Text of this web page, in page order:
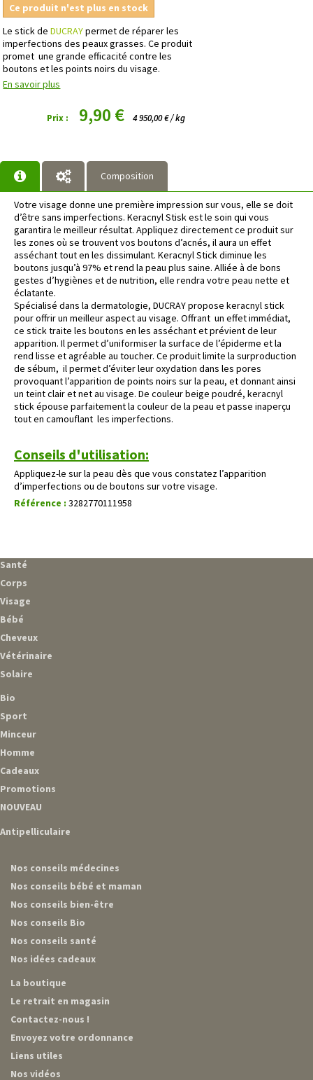
Ce produit n'est plus en stock
Le stick deDUCRAYpermet de réparer les
imperfections des peaux grasses. Ce produit
promet une grande efficacité contre les
boutons et les points noirs du visage.
En savoir plus
Prix : 9,90 € 4 950,00 € / kg
Composition
Votre visage donne une première impression sur vous, elle se doit
d’être sans imperfections. Keracnyl Stisk est le soin qui vous
garantira le meilleur résultat. Appliquez directement ce produit sur
les zones où se trouvent vos boutons d’acnés, il aura un effet
asséchant tout en les dissimulant. Keracnyl Stick diminue les
boutons jusqu’à 97% et rend la peau plus saine. Alliée à de bons
gestes d’hygiènes et de nutrition, elle rendra votre peau nette et
éclatante.
Spécialisé dans la dermatologie, DUCRAY propose keracnyl stick
pour offrir un meilleur aspect au visage. Offrant un effet immédiat,
ce stick traite les boutons en les asséchant et prévient de leur
apparition. Il permet d’uniformiser la surface de l’épiderme et la
rend lisse et agréable au toucher. Ce produit limite la surproduction
de sébum, il permet d’éviter leur oxydation dans les pores
provoquant l’apparition de points noirs sur la peau, et donnant ainsi
un teint clair et net au visage. De couleur beige poudré, keracnyl
stick épouse parfaitement la couleur de la peau et passe inaperçu
tout en camouflant les imperfections.
Conseils d'utilisation:
Appliquez-le sur la peau dès que vous constatez l’apparition
d’imperfections ou de boutons sur votre visage.
Référence : 3282770111958
Santé
Corps
Visage
Bébé
Cheveux
Vétérinaire
Solaire
Bio
Sport
Minceur
Homme
Cadeaux
Promotions
NOUVEAU
Antipelliculaire
Nos conseils médecines
Nos conseils bébé et maman
Nos conseils bien-être
Nos conseils Bio
Nos conseils santé
Nos idées cadeaux
La boutique
Le retrait en magasin
Contactez-nous !
Envoyez votre ordonnance
Liens utiles
Nos vidéos